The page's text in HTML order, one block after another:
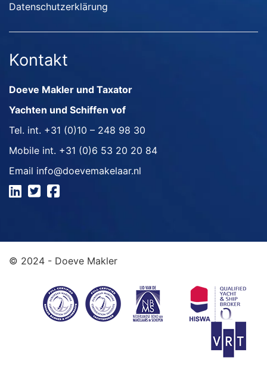
Datenschutzerklärung
Kontakt
Doeve Makler und Taxator
Yachten und Schiffen vof
Tel. int. +31 (0)10 – 248 98 30
Mobile int. +31 (0)6 53 20 20 84
Email info@doevemakelaar.nl
© 2024 - Doeve Makler